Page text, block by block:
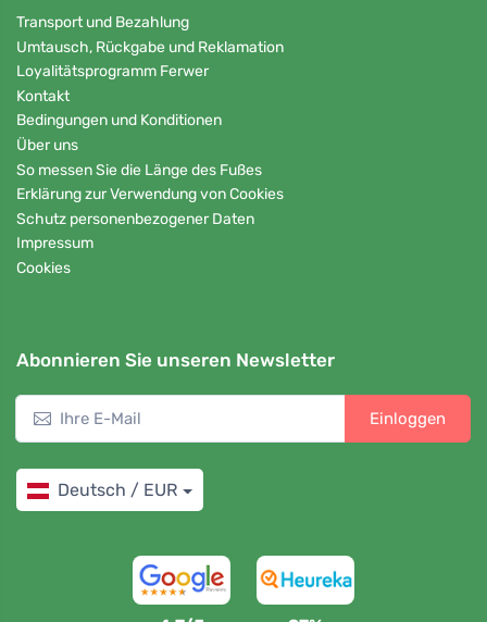
Transport und Bezahlung
Umtausch, Rückgabe und Reklamation
Loyalitätsprogramm Ferwer
Kontakt
Bedingungen und Konditionen
Über uns
So messen Sie die Länge des Fußes
Erklärung zur Verwendung von Cookies
Schutz personenbezogener Daten
Impressum
Cookies
Abonnieren Sie unseren Newsletter
Einloggen
Deutsch / EUR